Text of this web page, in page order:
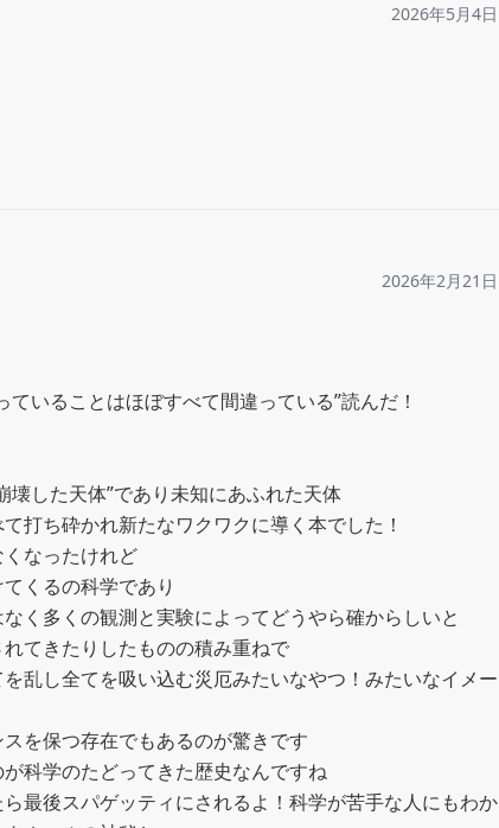
2026年5月4日
2026年2月21日
いることはほぼすべて間違っている”読んだ！
した天体”であり未知にあふれた天体
打ち砕かれ新たなワクワクに導く本でした！
なったけれど
くるの科学であり
く多くの観測と実験によってどうやら確からしいと
てきたりしたものの積み重ねで
乱し全てを吸い込む災厄みたいなやつ！みたいなイメー
を保つ存在でもあるのが驚きです
科学のたどってきた歴史なんですね
最後スパゲッティにされるよ！科学が苦手な人にもわか